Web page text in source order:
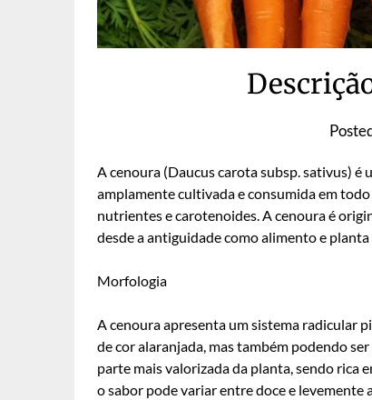
A cenoura (Daucus carota subsp. sativus) é
amplamente cultivada e consumida em
nutrientes e carotenoides. A cenoura é
desde a antiguidade como alimento e planta
Morfologia
A cenoura apresenta um sistema radicular
de cor alaranjada, mas também podendo
parte mais valorizada da planta, sendo rica
o sabor pode variar entre doce e levemente